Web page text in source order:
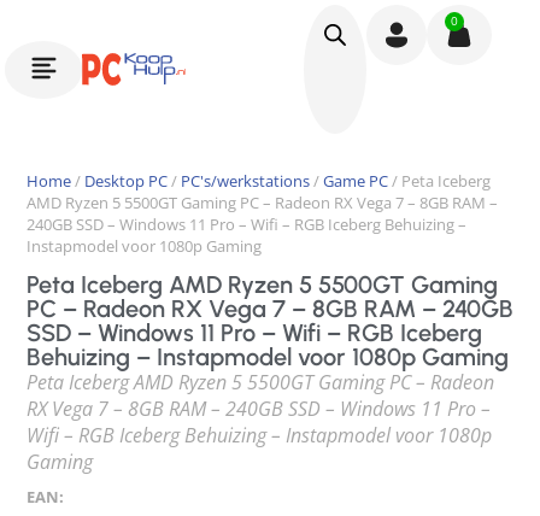
0
Home/ Desktop PC/ PC's/werkstations/Game PC/ Peta Iceberg
AMD Ryzen 5 5500GT Gaming PC – Radeon RX Vega 7 – 8GB RAM –
240GB SSD – Windows 11 Pro – Wifi – RGB Iceberg Behuizing –
Instapmodel voor 1080p Gaming
Peta Iceberg AMD Ryzen 5 5500GT Gaming
PC – Radeon RX Vega 7 – 8GB RAM – 240GB
SSD – Windows 11 Pro – Wifi – RGB Iceberg
Behuizing – Instapmodel voor 1080p Gaming
Peta Iceberg AMD Ryzen 5 5500GT Gaming PC – Radeon
RX Vega 7 – 8GB RAM – 240GB SSD – Windows 11 Pro –
Wifi – RGB Iceberg Behuizing – Instapmodel voor 1080p
Gaming
EAN: